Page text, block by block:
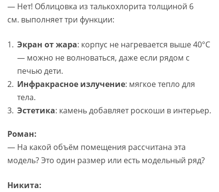
— Нет! Облицовка из талькохлорита толщиной 6
см. выполняет три функции:
Экран от жара: корпус не нагревается выше 40°C
— можно не волноваться, даже если рядом с
печью дети.
Инфракрасное излучение: мягкое тепло для
тела.
Эстетика: камень добавляет роскоши в интерьер.
Роман:
— На какой объём помещения рассчитана эта
модель? Это один размер или есть модельный ряд?
Никита: